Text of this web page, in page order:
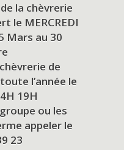
la chèvrerie
le MERCREDI
Mars au 30
de
l’année le
19H
ou les
appeler le
23